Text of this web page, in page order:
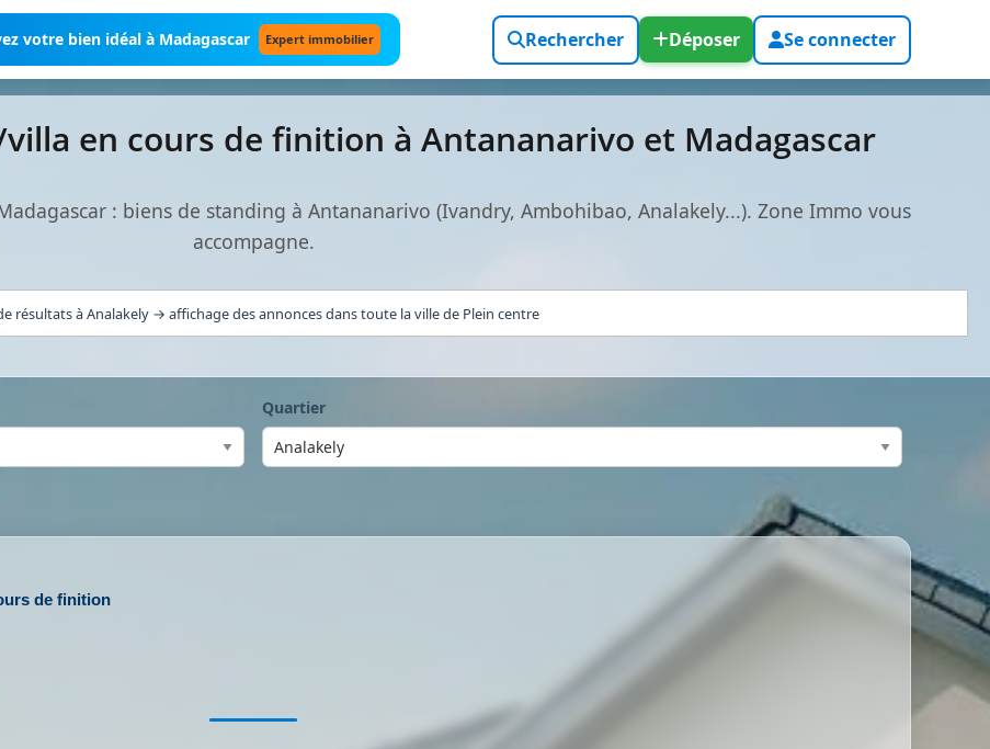
votre bien idéal à Madagascar Expert immobilier Rechercher Déposer Se connecter
en cours de finition à Antananarivo et Madagascar
: biens de standing à Antananarivo (Ivandry, Ambohibao, Analakely...). Zone Immo vous
accompagne.
résultats à Analakely → affichage des annonces dans toute la ville de Plein centre
Quartier
de finition